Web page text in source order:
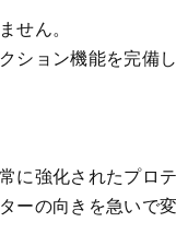
せん。
ション機能を完備
強化されたプロ
ーの向きを急いで